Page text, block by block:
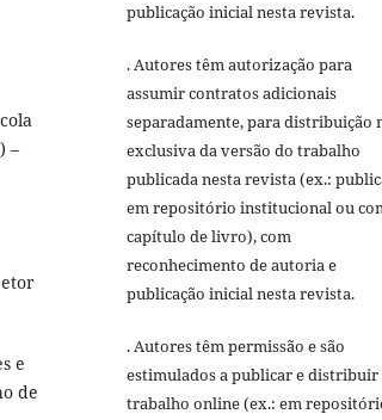
–
e
de
publicação inicial nesta revista.
. Autores têm autorização para
assumir contratos adicionais
separadamente, para distribuição
exclusiva da versão do trabalho
publicada nesta revista (ex.:
em repositório institucional ou
capítulo de livro), com
reconhecimento de autoria e
publicação inicial nesta revista.
. Autores têm permissão e são
estimulados a publicar e distribuir
trabalho online (ex.: em